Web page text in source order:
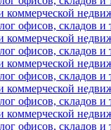
коммерческой
офисов, складов и
коммерческой
офисов, складов и
коммерческой
офисов, складов и
коммерческой
офисов, складов и
коммерческой
офисов, складов и